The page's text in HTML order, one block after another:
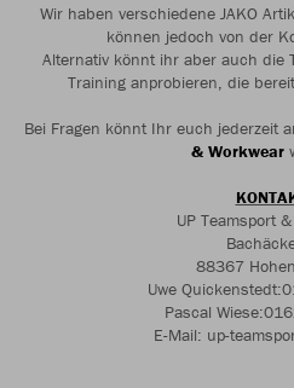
Wir haben verschiedene JAKO
können jedoch von der
Alternativ könnt ihr aber auch die
Training anprobieren, die
Bei Fragen könnt Ihr euch jederzeit
& Workwear
UP Teamsport
88367
Uwe
Pascal
E-Mail: up-